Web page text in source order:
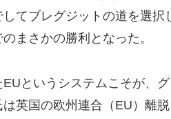
てブレグジットの道を選
まさかの勝利となった。
というシステムこそが、
英国の欧州連合（EU）離